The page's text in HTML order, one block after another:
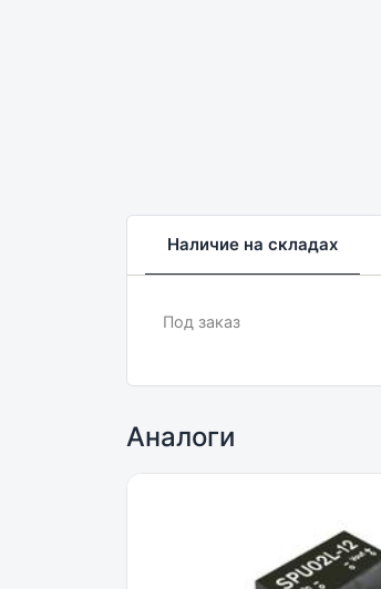
Наличие на складах
Под заказ
Аналоги